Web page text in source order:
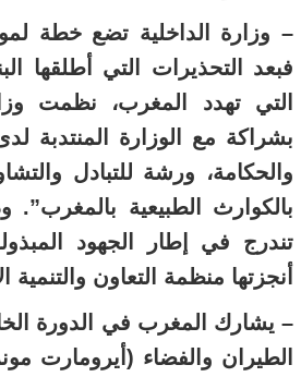
– وزارة الداخلية تضع خطة
فبعد التحذيرات التي أطلقها
التي تهدد المغرب، نظمت
بشراكة مع الوزارة المنتدبة
والحكامة، ورشة للتبادل
بالكوارث الطبيعية بالمغرب”.
تندرج في إطار الجهود
أنجزتها منظمة التعاون والتنمية
– يشارك المغرب في الدورة
الطيران والفضاء (أيرومارت